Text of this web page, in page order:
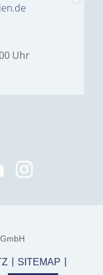
Uhr
SITEMAP